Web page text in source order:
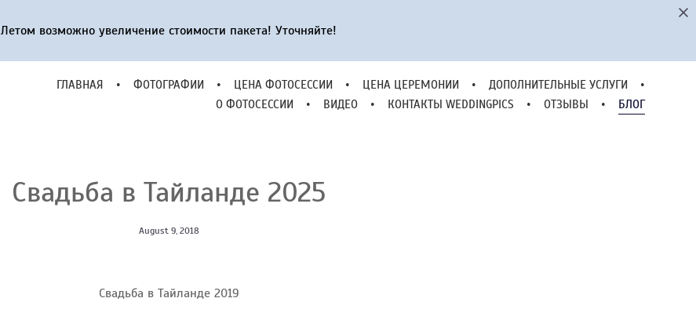
Летом возможно увеличение стоимости пакета! Уточняйте!
ГЛАВНАЯ • ФОТОГРАФИИ • ЦЕНА ФОТОСЕССИИ • ЦЕНА ЦЕРЕМОНИИ • ДОПОЛНИТЕЛЬНЫЕ УСЛУГИ
•
О ФОТОСЕССИИ
• ВИДЕО • КОНТАКТЫ WEDDINGPICS • ОТЗЫВЫ • БЛОГ
ЦЕНА ФОТОСЕССИИ
Свадьба в Тайланде 2025
August 9, 2018
Свадьба в Тайланде 2019